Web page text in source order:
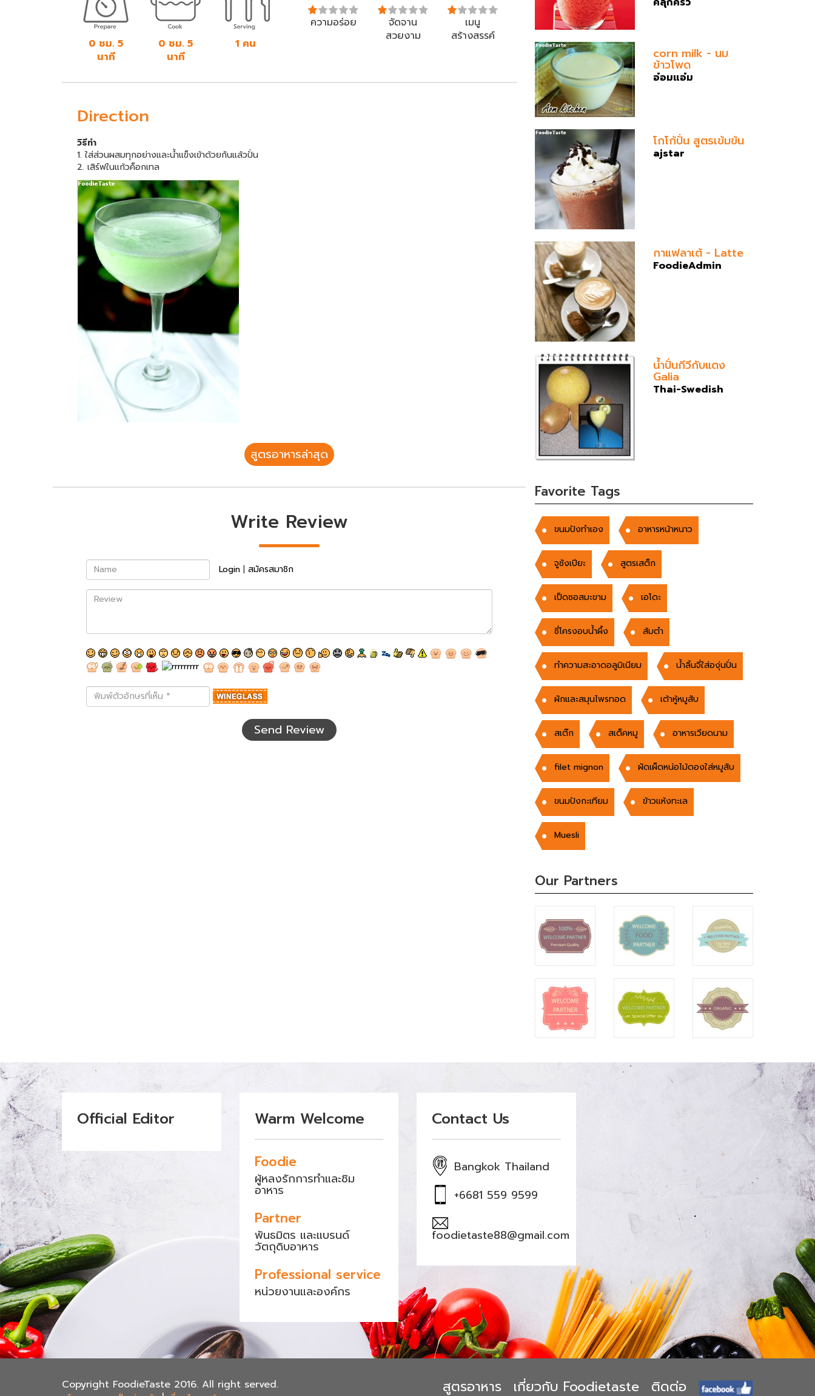
0 ชม. 5
นาที
0 ชม. 5
นาที
1 คน
ความอร่อย
จัดจาน
สวยงาม
เมนู
สร้างสรรค์
Direction
วิธีทำ
1. ใส่ส่วนผสมทุกอย่างและน้ำแข็งเข้าด้วยกันแล้วปั่น
2. เสิร์ฟในแก้วค็อกเทล
สูตรอาหารล่าสุด
Write Review
Name Login | สมัครสมาชิก
Review
พิมพ์
ตัว
Send Review
corn milk - นม
ข้าวโพด
อ๋อมแอ๋ม
โกโก้ปั่น สูตรเข้มข้น
ajstar
กาแฟลาเต้ - Latte
FoodieAdmin
น้ำปั่นกีวีกับแตง
Galia
Thai-Swedish
Favorite Tags
ขนมปังทำเอง อาหารหน้าหนาว
จูชังเปียะ สูตรเสต็ก
เป็ดซอสมะขาม เอโดะ
ซี่โครงอบน้ำผึ้ง ส้มตำ
ทำความสะอาดอลูมิเนียม น้ำลิ้นจี่ใส่องุ่นปั่น
ผักและสมุนไพรทอด เต้าหู้หมูสับ
สเต๊ก สเต็คหมู อาหารเวียดนาม
filet mignon ผัดเผ็ดหน่อไม้ดองใส่หมูสับ
ขนมปังกะเทียม ข้าวแห้งทะเล
Muesli
Our Partners
Official Editor Warm Welcome
Foodie
ผู้หลงรักการทำและชิม
อาหาร
Partner
พันธมิตร และแบรนด์
วัตถุดิบอาหาร
Professional service
หน่วยงานและองค์กร
Contact Us
Bangkok Thailand
+6681 559 9599
foodietaste88@gmail.com
Copyright FoodieTaste 2016. All right served. สูตรอาหาร เกี่ยวกับ Foodietaste ติดต่อ